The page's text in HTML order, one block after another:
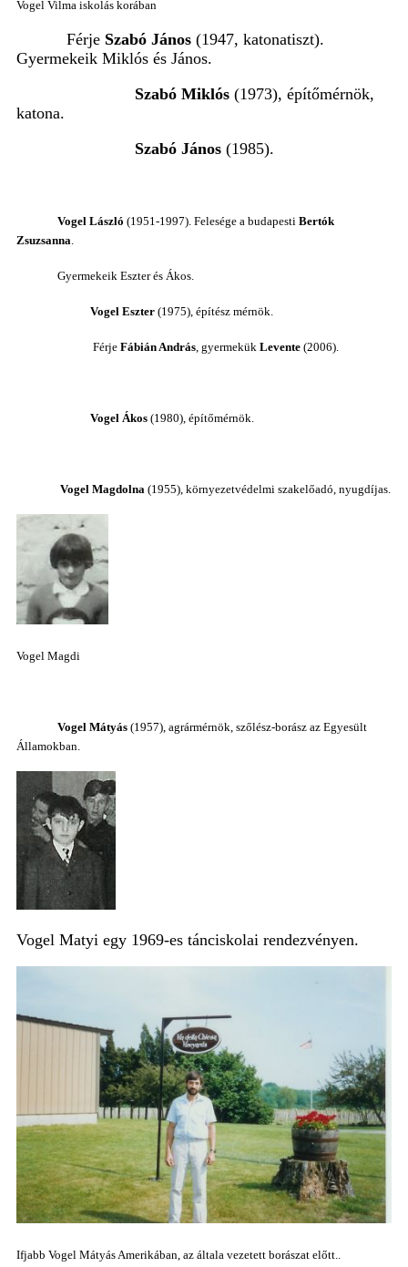
Vogel Vilma iskolás korában
Férje Szabó János (1947, katonatiszt).
Gyermekeik Miklós és János.
Szabó Miklós (1973), építőmérnök,
katona.
Szabó János (1985).
Vogel László (1951-1997). Felesége a budapesti Bertók
Zsuzsanna.
Gyermekeik Eszter és Ákos.
Vogel Eszter (1975), építész mérnök.
Férje Fábián András, gyermekük Levente (2006).
Vogel Ákos (1980), építőmérnök.
Vogel Magdolna (1955), környezetvédelmi szakelőadó, nyugdíjas.
Vogel Magdi
Vogel Mátyás (1957), agrármérnök, szőlész-borász az Egyesült
Államokban.
Vogel Matyi egy 1969-es tánciskolai rendezvényen.
Ifjabb Vogel Mátyás Amerikában, az általa vezetett borászat előtt..